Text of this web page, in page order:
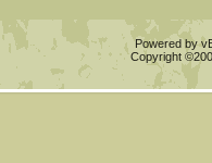
Powered by
Copyright